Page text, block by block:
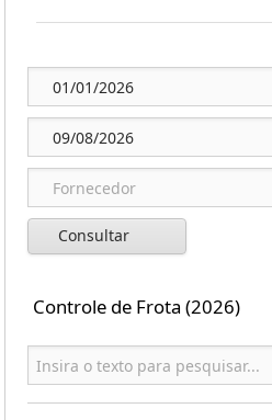
Consultar
Controle de Frota (2026)